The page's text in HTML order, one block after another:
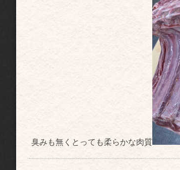
臭みも無くとっても柔らかな肉質